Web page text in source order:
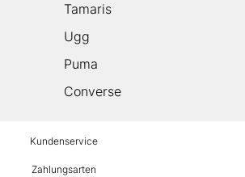
Tamaris
Ugg
Puma
Converse
Kundenservice
Zahlungsarten